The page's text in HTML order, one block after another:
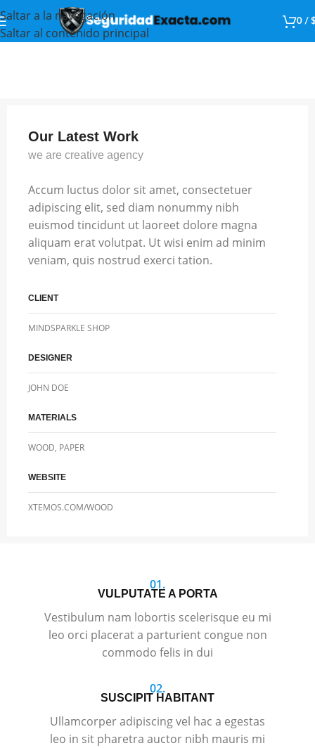
Saltar a la navegación
Saltar al contenido principal
0 /
Our Latest Work
we are creative agency
Accum luctus dolor sit amet, consectetuer
adipiscing elit, sed diam nonummy nibh
euismod tincidunt ut laoreet dolore magna
aliquam erat volutpat. Ut wisi enim ad minim
veniam, quis nostrud exerci tation.
CLIENT
MINDSPARKLE SHOP
DESIGNER
JOHN DOE
MATERIALS
WOOD, PAPER
WEBSITE
XTEMOS.COM/WOOD
01.
VULPUTATE A PORTA
Vestibulum nam lobortis scelerisque eu mi
leo orci placerat a parturient congue non
commodo felis in dui
02.
SUSCIPIT HABITANT
Ullamcorper adipiscing vel hac a egestas
leo in sit pharetra auctor nibh mauris mi